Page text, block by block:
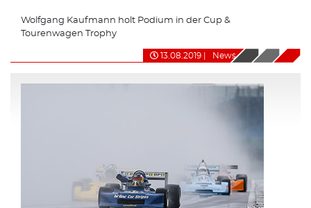
Wolfgang Kaufmann holt Podium in der Cup &
Tourenwagen Trophy
13.08.2019 News